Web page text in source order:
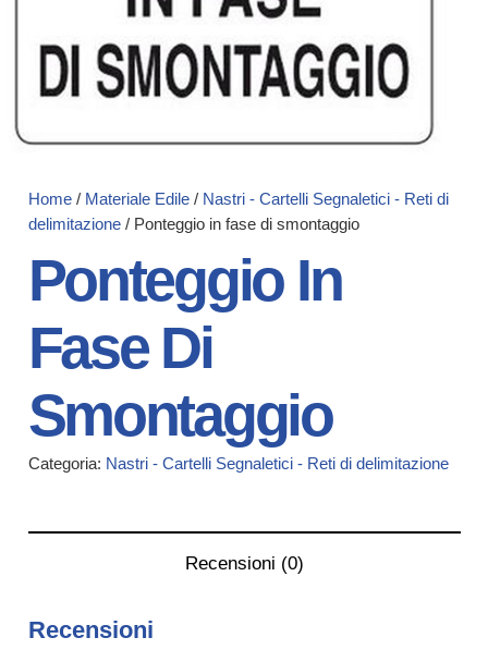
Home/ Materiale Edile/ Nastri - Cartelli Segnaletici - Reti di
delimitazione/ Ponteggio in fase di smontaggio
Ponteggio In
Fase Di
Smontaggio
Categoria: Nastri - Cartelli Segnaletici - Reti di delimitazione
Recensioni (0)
Recensioni